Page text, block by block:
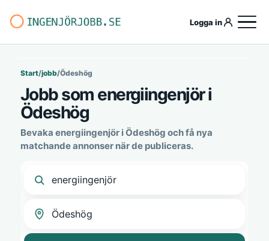
Logga in
Start/jobb/Ödeshög
Jobb som energiingenjör i
Ödeshög
Bevaka energiingenjör i Ödeshög och få nya
matchande annonser när de publiceras.